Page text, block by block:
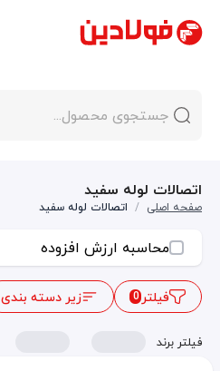
اتصالات لوله سفید
صفحه اصلی / اتصالات لوله سفید
محاسبه ارزش افزوده
فیلتر0 زیر دسته بندی
فیلتر برند